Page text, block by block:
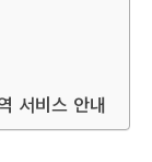
서비스 안내